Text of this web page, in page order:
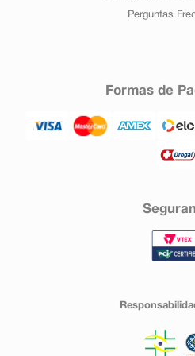
Perguntas
Formas de